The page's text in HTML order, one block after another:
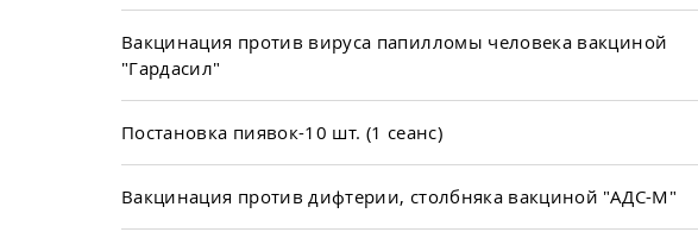
Вакцинация против вируса папилломы человека вакциной
"Гардасил"
Постановка пиявок-10 шт. (1 сеанс)
Вакцинация против дифтерии, столбняка вакциной "АДС-М"